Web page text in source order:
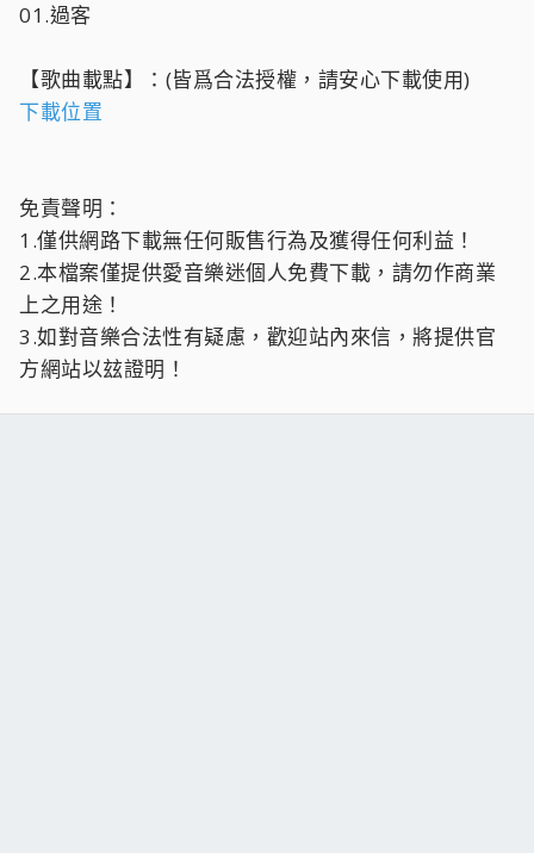
01.過客
【歌曲載點】：(皆爲合法授權，請安心下載使用)
下載位置
免責聲明：
1.僅供網路下載無任何販售行為及獲得任何利益！
2.本檔案僅提供愛音樂迷個人免費下載，請勿作商業
上之用途！
3.如對音樂合法性有疑慮，歡迎站內來信，將提供官
方網站以玆證明！